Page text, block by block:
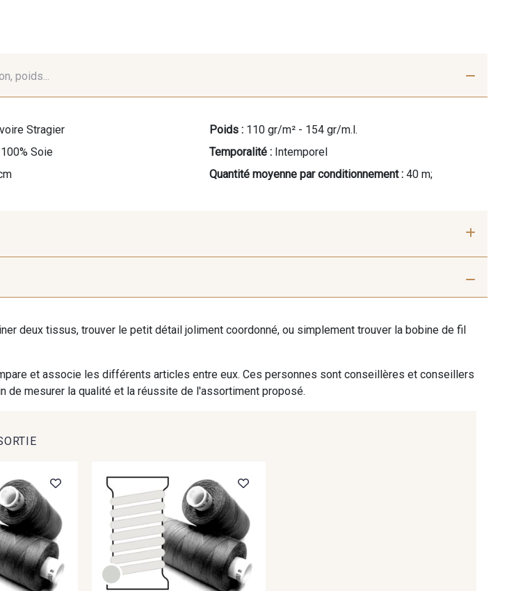
poids...
Stragier
100% Soie
Poids : 110 gr/m² - 154 gr/m.l.
Temporalité : Intemporel
Quantité moyenne par conditionnement : 40 m;
deux tissus, trouver le petit détail joliment coordonné, ou simplement trouver la bobine de fil
et associe les différents articles entre eux. Ces personnes sont conseillères et conseillers
de mesurer la qualité et la réussite de l'assortiment proposé.